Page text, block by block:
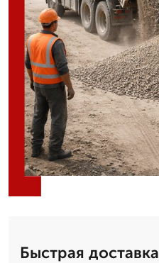
Быстрая доставка